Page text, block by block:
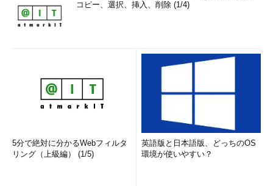
定の計算を施してランダムな数値を生成する。次の「ラベル」
は、シードとは別の次元で乱数の系列をコントロールするもの
最後の「シークレット」に関しては、TLSのPRF特有のパラメ
ータといえる。これは、乱数の生成時に、その構成情報の一部と
のだ。もともとMAC書き込みシークレットは秘密情報なので、
これをパラメータに加えることで、乱数の生成系列を外部から推
測することが困難となる。これはセキュリティレベル向上に寄与
コピー、選択、挿入、削除 (1/4)
5分で絶対に分かるWebフィルタ
リング（上級編） (1/5)
英語版と日本語版、どっちのOS
環境が使いやすい？